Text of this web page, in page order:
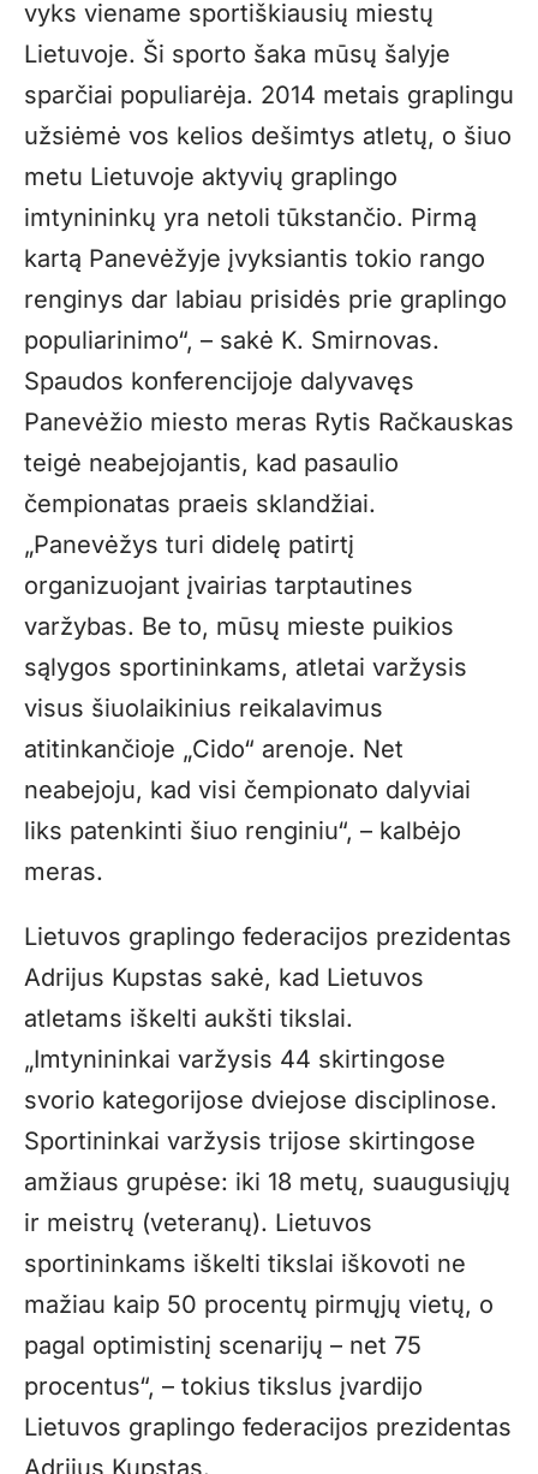
vyks viename sportiškiausių miestų
Lietuvoje. Ši sporto šaka mūsų šalyje
sparčiai populiarėja. 2014 metais graplingu
užsiėmė vos kelios dešimtys atletų, o šiuo
metu Lietuvoje aktyvių graplingo
imtynininkų yra netoli tūkstančio. Pirmą
kartą Panevėžyje įvyksiantis tokio rango
renginys dar labiau prisidės prie graplingo
populiarinimo“, – sakė K. Smirnovas.
Spaudos konferencijoje dalyvavęs
Panevėžio miesto meras Rytis Račkauskas
teigė neabejojantis, kad pasaulio
čempionatas praeis sklandžiai.
„Panevėžys turi didelę patirtį
organizuojant įvairias tarptautines
varžybas. Be to, mūsų mieste puikios
sąlygos sportininkams, atletai varžysis
visus šiuolaikinius reikalavimus
atitinkančioje „Cido“ arenoje. Net
neabejoju, kad visi čempionato dalyviai
liks patenkinti šiuo renginiu“, – kalbėjo
meras.
Lietuvos graplingo federacijos prezidentas
Adrijus Kupstas sakė, kad Lietuvos
atletams iškelti aukšti tikslai.
„Imtynininkai varžysis 44 skirtingose
svorio kategorijose dviejose disciplinose.
Sportininkai varžysis trijose skirtingose
amžiaus grupėse: iki 18 metų, suaugusiųjų
ir meistrų (veteranų). Lietuvos
sportininkams iškelti tikslai iškovoti ne
mažiau kaip 50 procentų pirmųjų vietų, o
pagal optimistinį scenarijų – net 75
procentus“, – tokius tikslus įvardijo
Lietuvos graplingo federacijos prezidentas
Adrijus Kupstas.